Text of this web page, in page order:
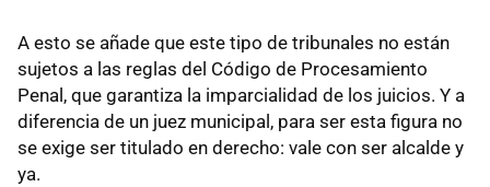
A esto se añade que este tipo de tribunales no están
sujetos a las reglas del Código de Procesamiento
Penal, que garantiza la imparcialidad de los juicios. Y a
diferencia de un juez municipal, para ser esta figura no
se exige ser titulado en derecho: vale con ser alcalde y
ya.